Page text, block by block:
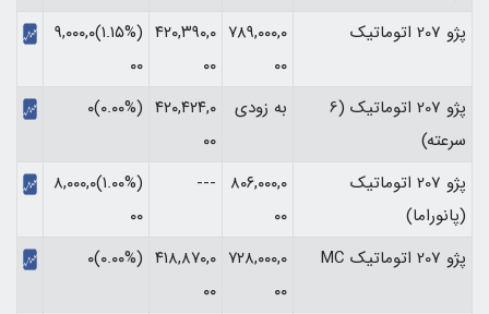
پژو 207 اتوماتیک
۷۸۹,۰۰۰,۰
۰۰
۴۲۰,۳۹۰,۰
۰۰
(‎۱.۱۵%‏)‎۹,۰۰۰,۰
۰۰‏
پژو 207 اتوماتیک (6
سرعته)
به زودی
۴۲۰,۴۲۴,۰
۰۰
(۰.۰۰%)۰
پژو 207 اتوماتیک
(پانوراما)
۸۰۶,۰۰۰,۰
۰۰
---
(‎۱.۰۰%‏)‎۸,۰۰۰,۰
۰۰‏
پژو 207 اتوماتیک MC
۷۲۸,۰۰۰,۰
۰۰
۴۱۸,۸۷۰,۰
۰۰
(۰.۰۰%)۰